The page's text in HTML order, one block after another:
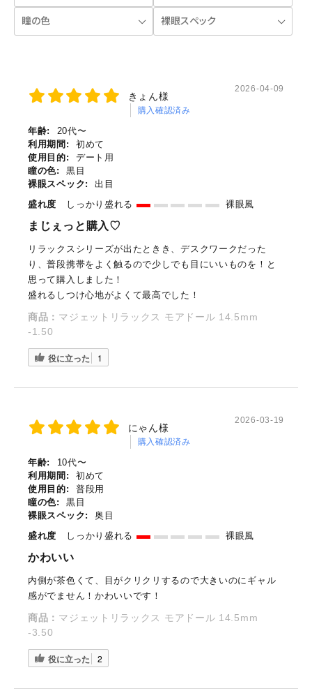
きょん様
購入確認済み
2026-04-09
年齢:
20代〜
利用期間:
初めて
使用目的:
デート用
瞳の色:
黒目
裸眼スペック:
出目
盛れ度
しっかり盛れる 裸眼風
まじぇっと購入♡
リラックスシリーズが出たときき、デスクワークだった
り、普段携帯をよく触るので少しでも目にいいものを！と
思って購入しました！
盛れるしつけ心地がよくて最高でした！
商品： マジェットリラックス モアドール 14.5mm
-1.50
役に立った 1
にゃん様
購入確認済み
2026-03-19
年齢:
10代〜
利用期間:
初めて
使用目的:
普段用
瞳の色:
黒目
裸眼スペック:
奥目
盛れ度
しっかり盛れる 裸眼風
かわいい
内側が茶色くて、目がクリクリするので大きいのにギャル
感がでません！かわいいです！
商品： マジェットリラックス モアドール 14.5mm
-3.50
役に立った 2